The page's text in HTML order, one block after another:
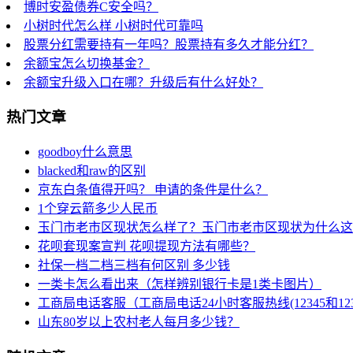
博时安盈债券C安全吗？
小树时代怎么样 小树时代可靠吗
股票分红需要持有一年吗？股票持有多久才能分红？
余额宝怎么切换基金？
余额宝升级入口在哪？升级后有什么好处？
热门文章
goodboy什么意思
blacked和raw的区别
京东白条值得开吗？ 申请的条件是什么？
1个穿云箭多少人民币
玉门市老市区现状怎么样了？玉门市老市区现状为什么这
花呗套现案宣判 花呗提现方法有哪些？
社保一档二档三档有何区别 多少钱
一类卡怎么看出来（怎样辨别银行卡是1类卡图片）
工商局电话客服（工商局电话24小时客服热线(12345和
山东80岁以上农村老人每月多少钱？